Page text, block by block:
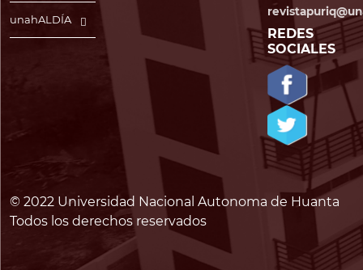
unahALDÍA
REDES
SOCIALES
© 2022 Universidad Nacional Autonoma de Huanta
Todos los derechos reservados